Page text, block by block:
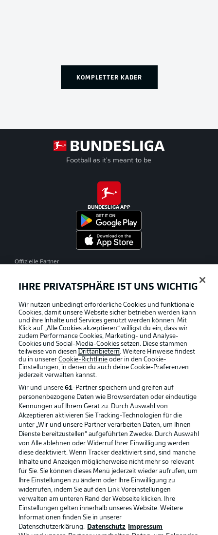
KOMPLETTER KADER
Football as it's meant to be
BUNDESLIGA APP
Offizielle Partner
Rechtliche Hinweise Voreinstellungen verwalten
Datenschutz Nutzungsbedingungen
Kontakt Jobs
Impressum Partner
Spieler Liveticker
AGB
IHRE PRIVATSPHÄRE IST UNS WICHTIG
Wir nutzen unbedingt erforderliche Cookies und funktionale
Cookies, damit unsere Website sicher betrieben werden kann
und ihre Inhalte und Services genutzt werden können. Mit
Klick auf „Alle Cookies akzeptieren“ willigst du ein, dass wir
zudem Performance Cookies, Marketing- und Analyse-
Cookies und Social-Media-Cookies setzen. Diese stammen
teilweise von diesen Drittanbietern. Weitere Hinweise findest
du in unsererCookie-Richtlinie oder in den Cookie-
Einstellungen, in denen du auch deine Cookie-Präferenzen
jederzeit verwalten kannst.
Wir und unsere61-Partner speichern und greifen auf
personenbezogene Daten wie Browserdaten oder eindeutige
Kennungen auf Ihrem Gerät zu. Durch Auswahl von
Akzeptieren aktivieren Sie Tracking-Technologien für die
unter „Wir und unsere Partner verarbeiten Daten, um Ihnen
Dienste bereitzustellen“ aufgeführten Zwecke. Durch Auswahl
von Alle ablehnen oder Widerruf Ihrer Einwilligung werden
diese deaktiviert. Wenn Tracker deaktiviert sind, sind manche
Inhalte und Anzeigen möglicherweise nicht mehr so relevant
für Sie. Sie können dieses Menü jederzeit wieder aufrufen, um
Ihre Einstellungen zu ändern oder Ihre Einwilligung zu
widerrufen, indem Sie auf den Link Voreinstellungen
verwalten am unteren Rand der Webseite klicken. Ihre
Einstellungen gelten innerhalb unseres Website. Weitere
Informationen finden Sie in unserer
Datenschutzerklärung.
Datenschutz Impressum